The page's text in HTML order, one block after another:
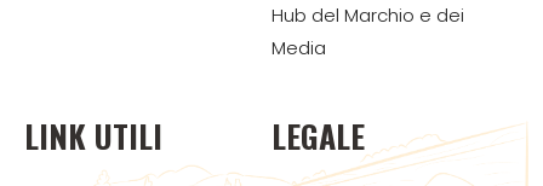
Hub del Marchio e dei
Media
LINK UTILI LEGALE